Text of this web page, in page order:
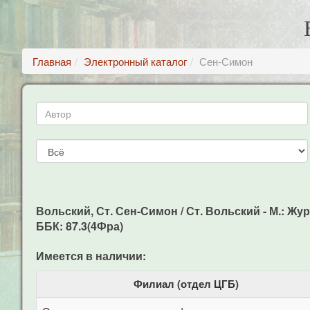
Главная Электронный каталог Сен-Симон
Вольский, Ст. Сен-Симон / Ст. Вольский - М.:
ББК: 87.3(4Фра)
Имеется в наличии:
Филиал (отдел ЦГБ)